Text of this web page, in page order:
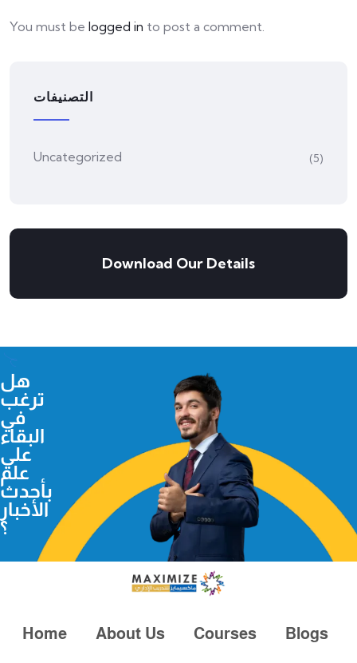
You must be logged in to post a comment.
التصنيفات
Uncategorized (5)
Download Our Details
هل
ترغب
في
البقاء
علي
علم
بأحدث
الأخبار
؟
Home About Us Courses Blogs